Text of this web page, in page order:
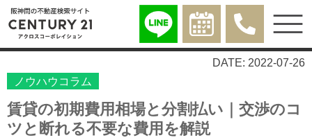
DATE: 2022-07-26
ノウハウコラム
賃貸の初期費用相場と分割払い｜交渉のコ
ツと断れる不要な費用を解説